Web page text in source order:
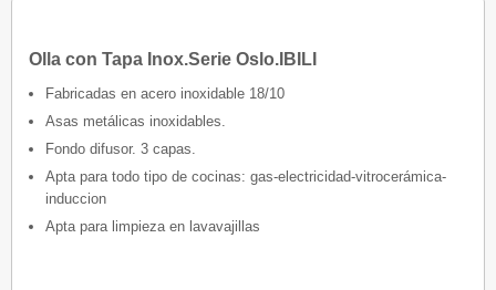
Olla con Tapa Inox.Serie Oslo.IBILI
Fabricadas en acero inoxidable 18/10
Asas metálicas inoxidables.
Fondo difusor. 3 capas.
Apta para todo tipo de cocinas: gas-electricidad-vitrocerámica-
induccion
Apta para limpieza en lavavajillas